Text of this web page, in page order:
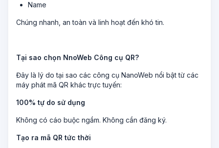
Name
Chúng nhanh, an toàn và linh hoạt đến khó tin.
Tại sao chọn NnoWeb Công cụ QR?
Đây là lý do tại sao các công cụ NanoWeb nổi bật từ các
máy phát mã QR khác trực tuyến:
100% tự do sử dụng
Không có cáo buộc ngầm. Không cần đăng ký.
Tạo ra mã QR tức thời